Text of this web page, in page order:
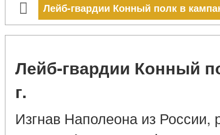
Лейб-гвардии Конный полк в
Лейб-гвардии Конный
г.
Изгнав Наполеона из России,